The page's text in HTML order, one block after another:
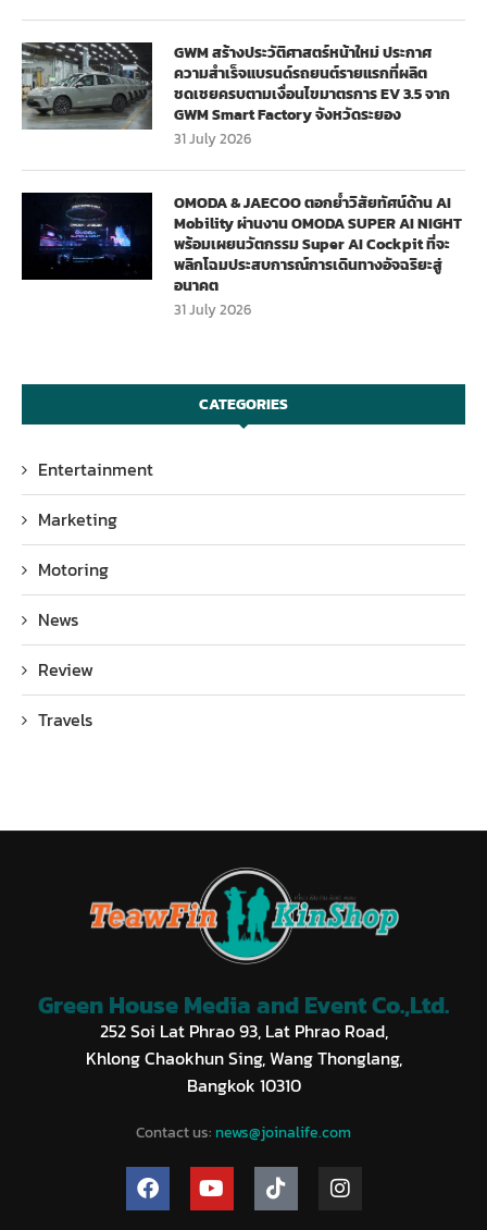
GWM สร้างประวัติศาสตร์หน้าใหม่ ประกาศ
ความสำเร็จแบรนด์รถยนต์รายแรกที่ผลิต
ชดเชยครบตามเงื่อนไขมาตรการ EV 3.5 จาก
GWM Smart Factory จังหวัดระยอง
31 July 2026
OMODA & JAECOO ตอกย้ำวิสัยทัศน์ด้าน AI
Mobility ผ่านงาน OMODA SUPER AI NIGHT
พร้อมเผยนวัตกรรม Super AI Cockpit ที่จะ
พลิกโฉมประสบการณ์การเดินทางอัจฉริยะสู่
อนาคต
31 July 2026
CATEGORIES
Entertainment
Marketing
Motoring
News
Review
Travels
Green House Media and Event Co.,Ltd.
252 Soi Lat Phrao 93, Lat Phrao Road,
Khlong Chaokhun Sing, Wang Thonglang,
Bangkok 10310
Contact us: news@joinalife.com